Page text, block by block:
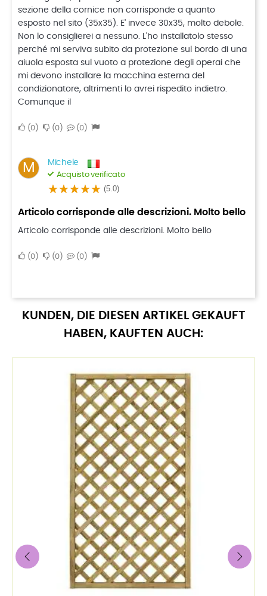
sezione della cornice non corrisponde a quanto
esposto nel sito (35x35). E' invece 30x35, molto debole.
Non lo consiglierei a nessuno. L'ho installatolo stesso
perché mi serviva subito da protezione sul bordo di una
aiuola esposta sul vuoto a protezione degli operai che
mi devono installare la macchina esterna del
condizionatore, altrimenti lo avrei rispedito indietro.
Comunque il
0 0 0
M Michele
Acquisto verificato
(5.0)
Articolo corrisponde alle descrizioni. Molto bello
Articolo corrisponde alle descrizioni. Molto bello
0 0 0
KUNDEN, DIE DIESEN ARTIKEL GEKAUFT
HABEN, KAUFTEN AUCH: